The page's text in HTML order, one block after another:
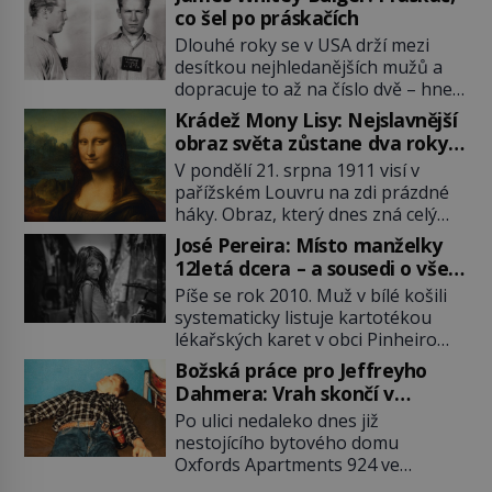
co šel po práskačích
Dlouhé roky se v USA drží mezi
desítkou nejhledanějších mužů a
dopracuje to až na číslo dvě – hned
po Usámovi bin Ládinovi (1957–
2011). To je James „Whitey“ Bulger
(1929–2018) viněný ze spoluúčasti
na 19 vraždách, vydírání a lichvy. A
samozřejmě, krom toho je ještě
drogový dealer, který neváhá
odstranit z cesty všechny práskače,
zatímco […]
Krádež Mony Lisy: Nejslavnější
obraz světa zůstane dva roky
nezvěstný
V pondělí 21. srpna 1911 visí v
pařížském Louvru na zdi prázdné
háky. Obraz, který dnes zná celý
svět, je pryč. Zpočátku si nikdo
nemyslí, že jde o krádež.
Zaměstnanci jsou přesvědčeni, že
Mona Lisa je jen v restaurátorské
dílně nebo u fotografa. Když se
ukáže pravda, propukne jeden z
největších honů na zloděje v […]
José Pereira: Místo manželky
12letá dcera – a sousedi o všem
vědí!
Píše se rok 2010. Muž v bílé košili
systematicky listuje kartotékou
lékařských karet v obci Pinheiro
ležící asi 20 kilometrů od farmy s
podivínským majitelem. Něco tu
nesedí. Ledaže… Ledaže by ta
mladá dívka z farmy byla ne
manželkou, ale dcerou – a všechny
ty děti byly zplozené v incestu. Na
Božská práce pro Jeffreyho
Dahmera: Vrah skončí v
tratolišti krve ve vězeňských
umývárnách
Po ulici nedaleko dnes již
nestojícího bytového domu
Oxfords Apartments 924 ve